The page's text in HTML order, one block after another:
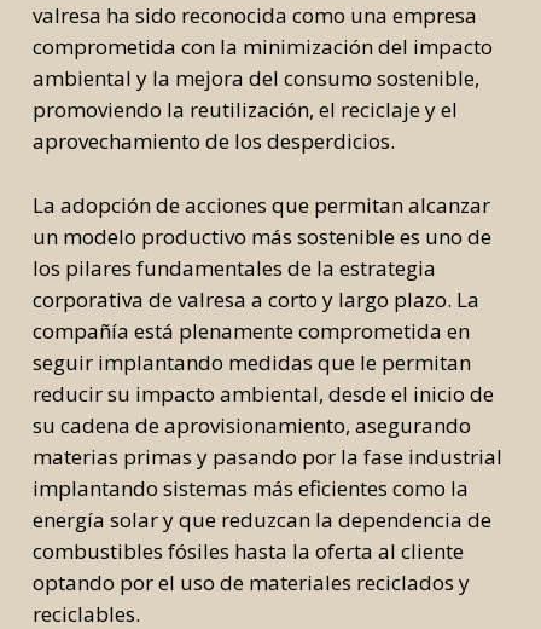
valresa ha sido reconocida como una empresa
comprometida con la minimización del impacto
ambiental y la mejora del consumo sostenible,
promoviendo la reutilización, el reciclaje y el
aprovechamiento de los desperdicios.
La adopción de acciones que permitan alcanzar
un modelo productivo más sostenible es uno de
los pilares fundamentales de la estrategia
corporativa de valresa a corto y largo plazo. La
compañía está plenamente comprometida en
seguir implantando medidas que le permitan
reducir su impacto ambiental, desde el inicio de
su cadena de aprovisionamiento, asegurando
materias primas y pasando por la fase industrial
implantando sistemas más eficientes como la
energía solar y que reduzcan la dependencia de
combustibles fósiles hasta la oferta al cliente
optando por el uso de materiales reciclados y
reciclables.